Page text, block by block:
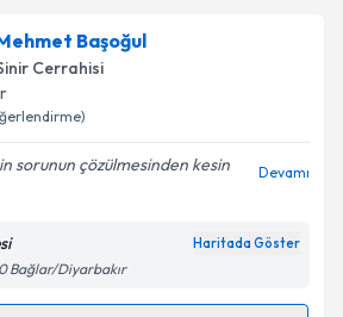
Özevreniçin randevu takvimi
Size bu uzmandan randevu almanız
e-posta ile
işlenmesine ilişkin
ve kişisel verilerimin belirtilen
Başoğul
Cerrahisi
sorunun çözülmesinden kesin
Devamı
Haritada Göster
Bağlar/Diyarbakır